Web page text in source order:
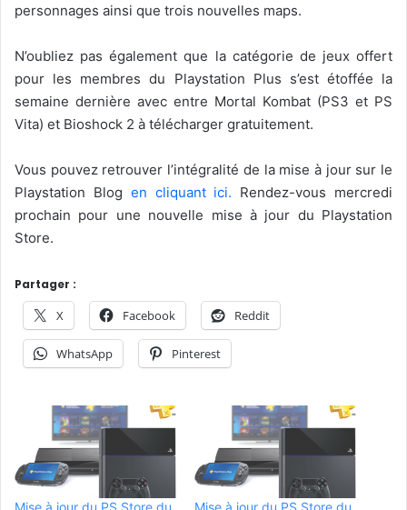
personnages ainsi que trois nouvelles maps.
N’oubliez pas également que la catégorie de jeux offert
pour les membres du Playstation Plus s’est étoffée la
semaine dernière avec entre Mortal Kombat (PS3 et PS
Vita) et Bioshock 2 à télécharger gratuitement.
Vous pouvez retrouver l’intégralité de la mise à jour sur le
Playstation Blog en cliquant ici. Rendez-vous mercredi
prochain pour une nouvelle mise à jour du Playstation
Store.
Partager :
X Facebook Reddit
WhatsApp Pinterest
Mise à jour du PS Store du Mise à jour du PS Store du